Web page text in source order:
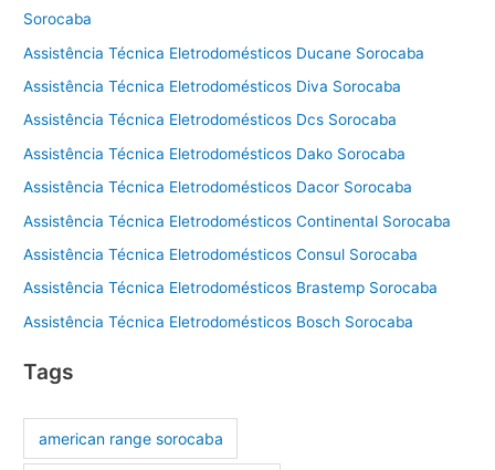
Sorocaba
Assistência Técnica Eletrodomésticos Ducane Sorocaba
Assistência Técnica Eletrodomésticos Diva Sorocaba
Assistência Técnica Eletrodomésticos Dcs Sorocaba
Assistência Técnica Eletrodomésticos Dako Sorocaba
Assistência Técnica Eletrodomésticos Dacor Sorocaba
Assistência Técnica Eletrodomésticos Continental Sorocaba
Assistência Técnica Eletrodomésticos Consul Sorocaba
Assistência Técnica Eletrodomésticos Brastemp Sorocaba
Assistência Técnica Eletrodomésticos Bosch Sorocaba
Tags
american range sorocaba